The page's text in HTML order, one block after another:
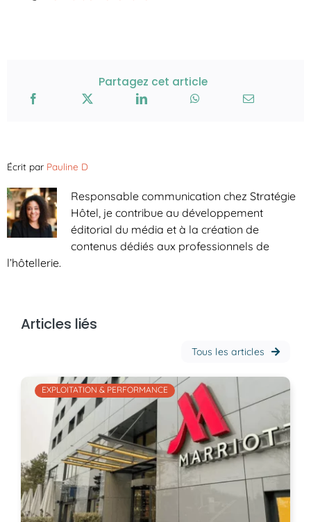
Partagez cet article
Écrit par Pauline D
Responsable communication chez Stratégie
Hôtel, je contribue au développement
éditorial du média et à la création de
contenus dédiés aux professionnels de
l’hôtellerie.
Articles liés
Tous les articles
EXPLOITATION & PERFORMANCE